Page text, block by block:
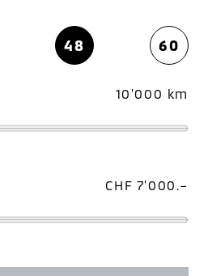
48 60
10'000 km
CHF 7'000.–